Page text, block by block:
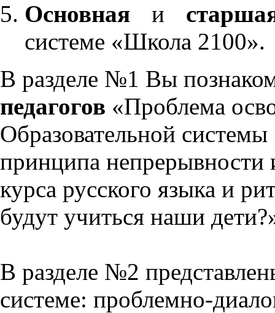
Основнаяи
системе «Школа 2100».
В разделе №1 Вы
педагогов «Проблема
Образовательной
принципа непрерывности
курса русского языка и
будут учиться наши
В разделе №2
системе: проблемно-